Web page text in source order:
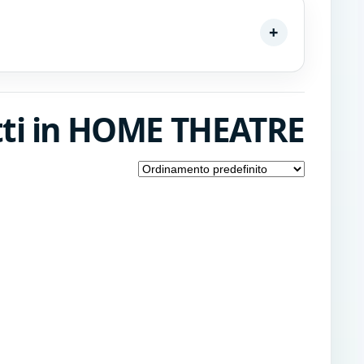
in HOME THEATRE